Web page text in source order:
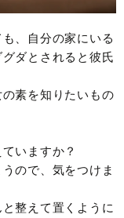
、自分の家にいる
ダとされると彼氏
素を知りたいもの
いますか？
ので、気をつけま
整えて置くように